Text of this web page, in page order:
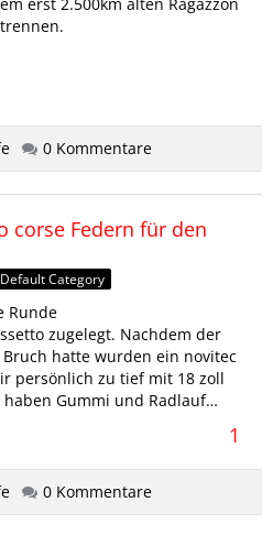
daher keine
0 Kommentare
corse Federn für den
Default Category
Runde
zugelegt. Nachdem der
hatte wurden ein novitec
persönlich zu tief mit 18 zoll
Gummi und Radlauf…
1
0 Kommentare